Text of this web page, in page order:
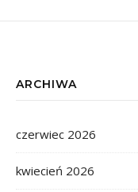
ARCHIWA
czerwiec 2026
kwiecień 2026